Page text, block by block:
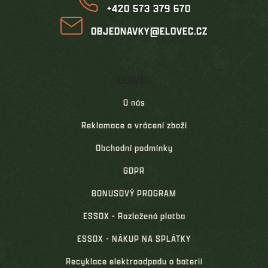
+420 573 379 670
OBJEDNAVKY@ELOVEC.CZ
O nás
Reklamace a vrácení zboží
Obchodní podmínky
GDPR
BONUSOVÝ PROGRAM
ESSOX - Rozložená platba
ESSOX - NÁKUP NA SPLÁTKY
Recyklace elektroodpadu a baterií